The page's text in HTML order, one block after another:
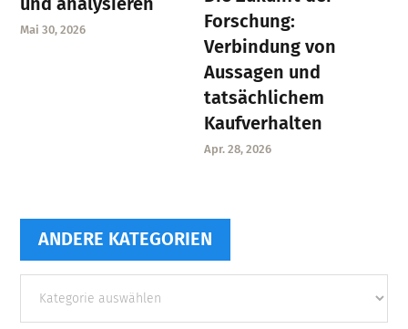
Mai 30, 2026
Forschung:
Verbindung von
Aussagen und
tatsächlichem
Kaufverhalten
Apr. 28, 2026
ANDERE KATEGORIEN
Kategorien